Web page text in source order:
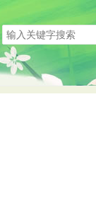
搜
索
关
键
字